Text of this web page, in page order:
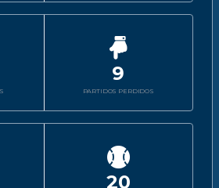
9
PARTIDOS PERDIDOS
20